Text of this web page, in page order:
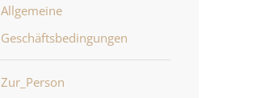
Allgemeine
Geschäftsbedingungen
Zur_Person